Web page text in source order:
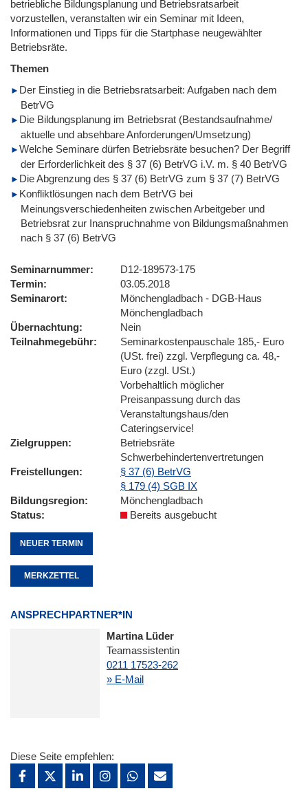
betriebliche Bildungsplanung und Betriebsratsarbeit
vorzustellen, veranstalten wir ein Seminar mit Ideen,
Informationen und Tipps für die Startphase neugewählter
Betriebsräte.
Themen
Der Einstieg in die Betriebsratsarbeit: Aufgaben nach dem
BetrVG
Die Bildungsplanung im Betriebsrat (Bestandsaufnahme/
aktuelle und absehbare Anforderungen/Umsetzung)
Welche Seminare dürfen Betriebsräte besuchen? Der Begriff
der Erforderlichkeit des § 37 (6) BetrVG i.V. m. § 40 BetrVG
Die Abgrenzung des § 37 (6) BetrVG zum § 37 (7) BetrVG
Konfliktlösungen nach dem BetrVG bei
Meinungsverschiedenheiten zwischen Arbeitgeber und
Betriebsrat zur Inanspruchnahme von Bildungsmaßnahmen
nach § 37 (6) BetrVG
Seminarnummer
D12-189573-175
Termin
03.05.2018
Seminarort
Mönchengladbach - DGB-Haus
Mönchengladbach
Übernachtung
Nein
Teilnahmegebühr
Seminarkostenpauschale 185,- Euro
(USt. frei) zzgl. Verpflegung ca. 48,-
Euro (zzgl. USt.)
Vorbehaltlich möglicher
Preisanpassung durch das
Veranstaltungshaus/den
Cateringservice!
Zielgruppen
Betriebsräte
Schwerbehindertenvertretungen
Freistellungen
§ 37 (6) BetrVG
§ 179 (4) SGB IX
Bildungsregion
Mönchengladbach
Status
Bereits ausgebucht
NEUER TERMIN
MERKZETTEL
ANSPRECHPARTNER*IN
Martina Lüder
Teamassistentin
0211 17523-262
» E-Mail
Diese Seite empfehlen: